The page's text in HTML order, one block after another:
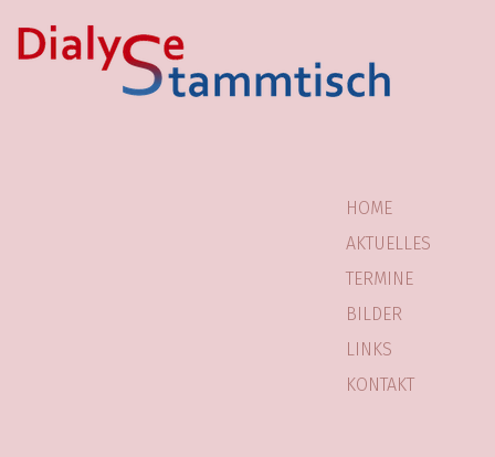
HOME
AKTUELLES
TERMINE
BILDER
LINKS
KONTAKT